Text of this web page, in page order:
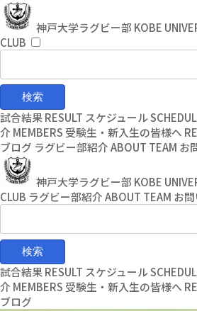
コ
ン
テ
ン
へ
キ
ッ
プ
ナ
ビ
ゲ
ー
ョ
に
移
動
神戸大学ラグビー部 KOBE
CLUB
試合結果RESULT スケジュール
介 MEMBERS 受験生・新入生の皆様へ
ブログ ラグビー部紹介ABOUT TEAM お
神戸大学ラグビー部 KOBE
CLUB ラグビー部紹介ABOUT TEAM お
試合結果RESULT スケジュール
介 MEMBERS 受験生・新入生の皆様へ
ブログ